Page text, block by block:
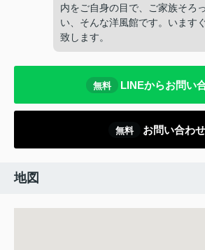
内をご自身の目で、ご家族そろ
い、そんな洋風館です。います
致します。
無料 LINEからお問い
無料 お問い合わせ
地図